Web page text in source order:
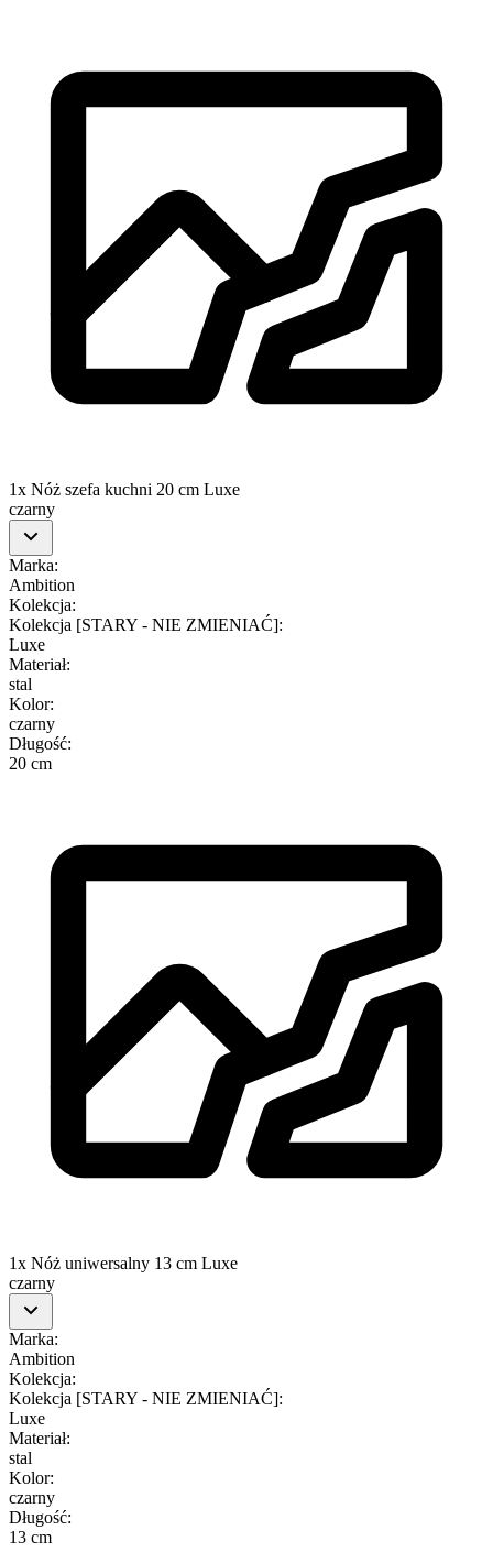
1x Nóż szefa kuchni 20 cm Luxe
czarny
Marka:
Ambition
Kolekcja:
Kolekcja [STARY - NIE ZMIENIAĆ]:
Luxe
Materiał:
stal
Kolor:
czarny
Długość:
20 cm
1x Nóż uniwersalny 13 cm Luxe
czarny
Marka:
Ambition
Kolekcja:
Kolekcja [STARY - NIE ZMIENIAĆ]:
Luxe
Materiał:
stal
Kolor:
czarny
Długość:
13 cm